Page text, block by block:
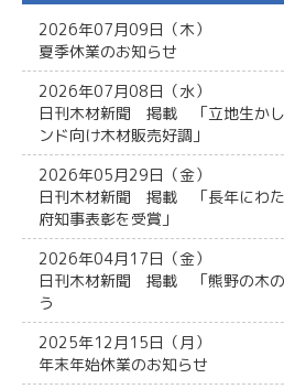
2026年07月09日（木）
夏季休業のお知らせ
2026年07月08日（水）
日刊木材新聞 掲載 「立地生か
ンド向け木材販売好調」
2026年05月29日（金）
日刊木材新聞 掲載 「長年にわ
府知事表彰を受賞」
2026年04月17日（金）
日刊木材新聞 掲載 「熊野の木
う
2025年12月15日（月）
年末年始休業のお知らせ